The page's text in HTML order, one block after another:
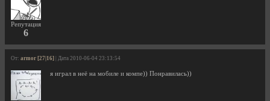
Репутация
6
От: armor [27|16] | Дата 2010-06-04 23:13:54
я играл в неё на мобиле и компе)) Понравилась))